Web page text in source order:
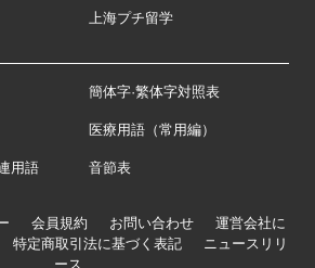
上海プチ留学
簡体字·繁体字対照表
医療用語（常用編）
用語 音節表
会員規約 お問い合わせ
運営会社に
特定商取引法に基づく表記
ニュースリリ
ース